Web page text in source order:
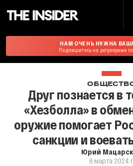
НАМ ОЧЕНЬ НУЖНА
Подпишитесь на регулярные
Друг познается в
«Хезболла» в
оружие помогает
санкции и
Юрий
6 марта 2024 г.